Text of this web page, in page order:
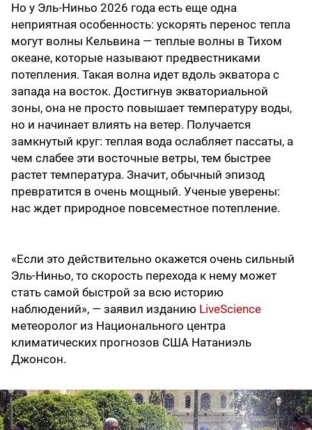
Но у Эль-Ниньо 2026 года есть еще одна
неприятная особенность: ускорять перенос тепла
могут волны Кельвина — теплые волны в Тихом
океане, которые называют предвестниками
потепления. Такая волна идет вдоль экватора с
запада на восток. Достигнув экваториальной
зоны, она не просто повышает температуру воды,
но и начинает влиять на ветер. Получается
замкнутый круг: теплая вода ослабляет пассаты, а
чем слабее эти восточные ветры, тем быстрее
растет температура. Значит, обычный эпизод
превратится в очень мощный. Ученые уверены:
нас ждет природное повсеместное потепление.
«Если это действительно окажется очень сильный
Эль-Ниньо, то скорость перехода к нему может
стать самой быстрой за всю историю
наблюдений», — заявил изданию LiveScience
метеоролог из Национального центра
климатических прогнозов США Натаниэль
Джонсон.